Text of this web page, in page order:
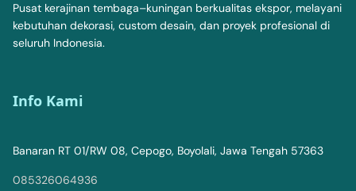
Pusat kerajinan tembaga–kuningan berkualitas ekspor, melayani
kebutuhan dekorasi, custom desain, dan proyek profesional di
seluruh Indonesia.
Info Kami
Banaran RT 01/RW 08, Cepogo, Boyolali, Jawa Tengah 57363
085326064936